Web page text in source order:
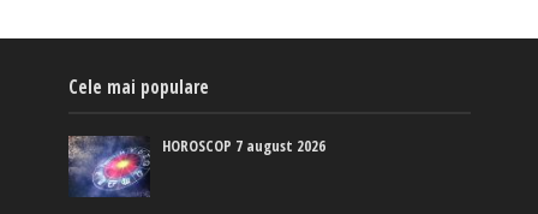
Cele mai populare
HOROSCOP 7 august 2026